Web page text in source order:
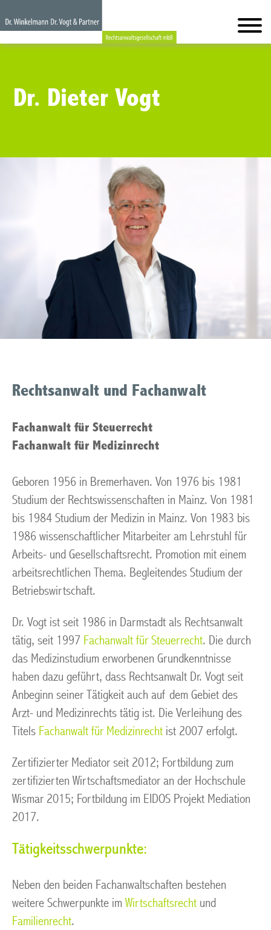
Dr. Dieter Vogt
Rechtsanwalt und Fachanwalt
Fachanwalt für Steuerrecht
Fachanwalt für Medizinrecht
Geboren 1956 in Bremerhaven. Von 1976 bis 1981
Studium der Rechtswissenschaften in Mainz. Von 1981
bis 1984 Studium der Medizin in Mainz. Von 1983 bis
1986 wissenschaftlicher Mitarbeiter am Lehrstuhl für
Arbeits- und Gesellschaftsrecht. Promotion mit einem
arbeitsrechtlichen Thema. Begleitendes Studium der
Betriebswirtschaft.
Dr. Vogt ist seit 1986 in Darmstadt als Rechtsanwalt
tätig, seit 1997 Fachanwalt für Steuerrecht. Die durch
das Medizinstudium erworbenen Grundkenntnisse
haben dazu geführt, dass Rechtsanwalt Dr. Vogt seit
Anbeginn seiner Tätigkeit auch auf dem Gebiet des
Arzt- und Medizinrechts tätig ist. Die Verleihung des
Titels Fachanwalt für Medizinrecht ist 2007 erfolgt.
Zertifizierter Mediator seit 2012; Fortbildung zum
zertifizierten Wirtschaftsmediator an der Hochschule
Wismar 2015; Fortbildung im EIDOS Projekt Mediation
2017.
Tätigkeitsschwerpunkte:
Neben den beiden Fachanwaltschaften bestehen
weitere Schwerpunkte im Wirtschaftsrecht und
Familienrecht.